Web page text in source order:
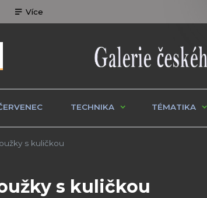
Více
TECHNIKA TÉMATIKA
s kuličkou
s kuličkou